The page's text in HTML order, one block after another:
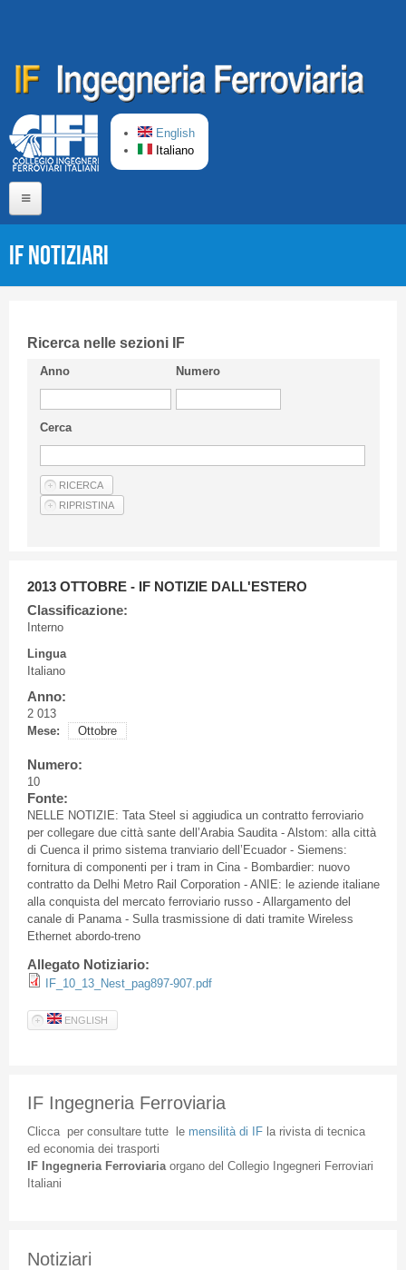
English
Italiano
CIFI in breve
Linee Guida
Privacy Policy
Articoli
IF Notiziari
Ricerca nelle sezioni IF
Anno Numero
Cerca
2013 OTTOBRE - IF NOTIZIE DALL'ESTERO
Classificazione:
Interno
Lingua
Italiano
Anno:
2 013
Mese:
Ottobre
Numero:
10
Fonte:
NELLE NOTIZIE: Tata Steel si aggiudica un contratto ferroviario
per collegare due città sante dell’Arabia Saudita - Alstom: alla città
di Cuenca il primo sistema tranviario dell’Ecuador - Siemens:
fornitura di componenti per i tram in Cina - Bombardier: nuovo
contratto da Delhi Metro Rail Corporation - ANIE: le aziende italiane
alla conquista del mercato ferroviario russo - Allargamento del
canale di Panama - Sulla trasmissione di dati tramite Wireless
Ethernet abordo-treno
Allegato Notiziario:
IF_10_13_Nest_pag897-907.pdf
ENGLISH
IF Ingegneria Ferroviaria
Cliccaper consultare tuttele mensilità di IFla rivista di tecnica
ed economia dei trasporti
IF Ingegneria Ferroviaria organodel Collegio Ingegneri Ferroviari
Italiani
Notiziari